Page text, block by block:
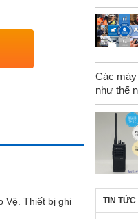
Vệ. Thiết bị ghi
Các
như thế
TIN TỨC